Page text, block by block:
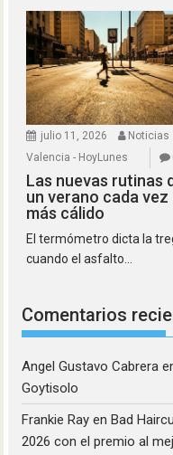
julio 11, 2026
Noticias
Valencia - HoyLunes
Las nuevas rutinas
un verano cada vez
más cálido
El termómetro dicta la
cuando el asfalto...
Comentarios
Angel Gustavo Cabrera
Goytisolo
Frankie Ray enBad
2026 con el premio al